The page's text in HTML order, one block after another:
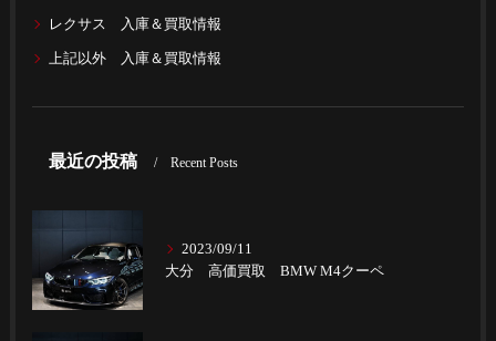
レクサス 入庫＆買取情報
上記以外 入庫＆買取情報
最近の投稿 Recent Posts
2023/09/11
大分 高価買取 BMW M4クーペ